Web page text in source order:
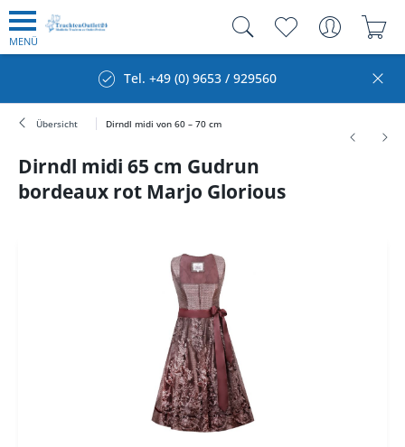
MENÜ
Tel. +49 (0) 9653 / 929560
Übersicht Dirndl midi von 60 – 70 cm
Dirndl midi 65 cm Gudrun
bordeaux rot Marjo Glorious